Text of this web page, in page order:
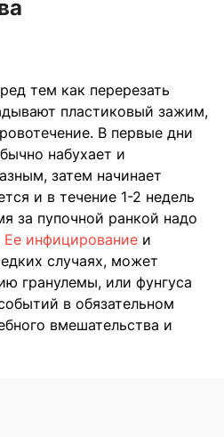
тем как перерезать
пластиковый зажим,
В первые дни
набухает и
затем начинает
и в течение 1-2 недель
за пупочной ранкой надо
Ее инфицирование и
случаях, может
гранулемы, или фунгуса
в обязательном
вмешательства и